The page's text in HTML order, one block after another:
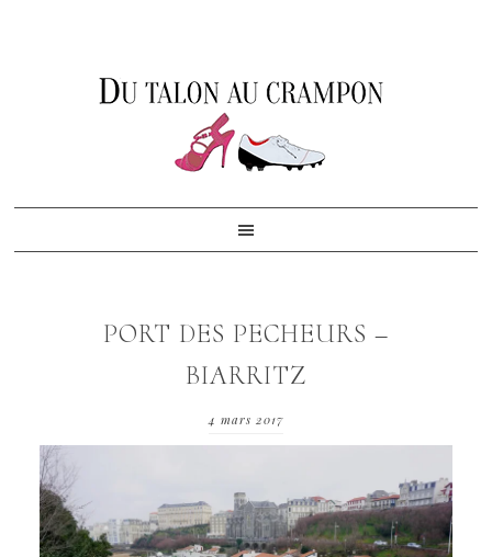
PORT DES PECHEURS –
BIARRITZ
4 mars 2017